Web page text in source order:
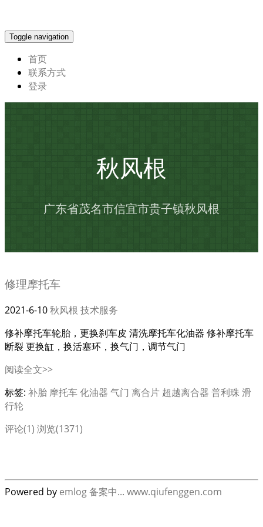
Toggle navigation
首页
联系方式
登录
秋风根
广东省茂名市信宜市贵子镇秋风根
修理摩托车
2021-6-10秋风根 技术服务
修补摩托车轮胎，更换刹车皮 清洗摩托车化油器 修补摩托车
断裂 更换缸，换活塞环，换气门，调节气门
阅读全文>>
标签: 补胎 摩托车化油器 气门 离合片 超越离合器 普利珠 滑
行轮
评论(1) 浏览(1371)
Powered by emlog备案中... www.qiufenggen.com